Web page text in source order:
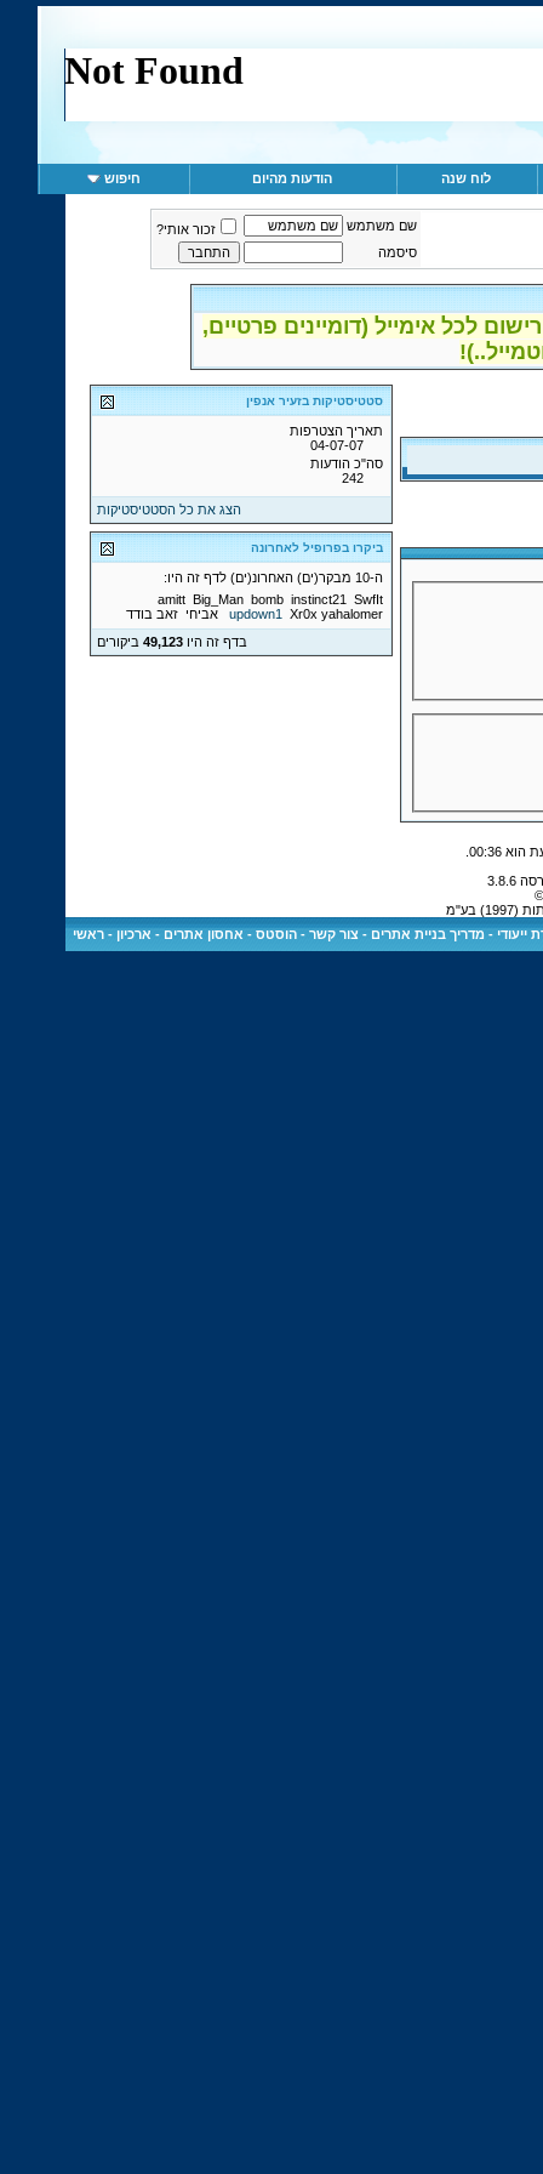
לוח שנה הודעות מהיום חיפוש
שם משתמש
זכור אותי?
סיסמה
לכל אימייל (דומיינים פרטיים,
סטטיסטיקות בזעיר אנפין
תאריך הצטרפות
04-07-07
סה"כ הודעות
242
הצג את כל הסטטיסטיקות
ביקרו בפרופיל לאחרונה
ה-10 מבקר(ים) האחרונ(ים) לדף זה היו:
amitt Big_Man bomb instinct21
SwfIt
updown1
Xr0x yahalomer אביחי
זאב בודד
בדף זה היו49,123 ביקורים
00:36
.
בע"מ
ייעודי -מדריך בניית אתרים -צור קשר -הוסטס - אחסון אתרים - ארכיון -ראשי